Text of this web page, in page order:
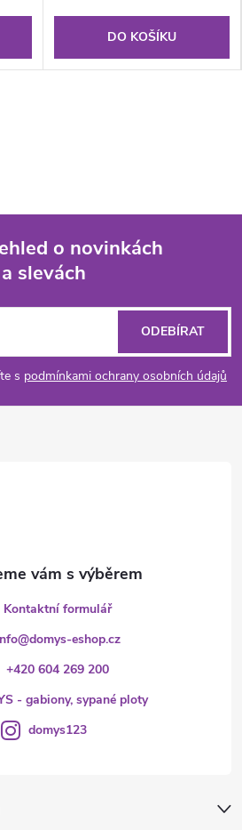
DO KOŠÍKU
o novinkách
a slevách
s podmínkami ochrany osobních údajů
ODEBÍRAT
Kontaktní formulář
@domys-eshop.cz
+420 604 269 200
- gabiony, sypané ploty
domys123